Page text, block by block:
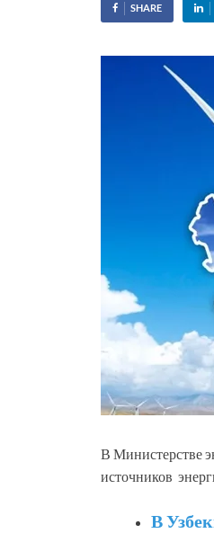
SHARE
В Министерстве
источников
В